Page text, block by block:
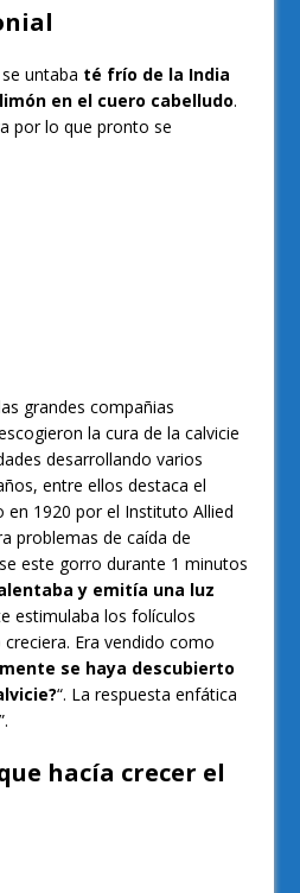
untaba té frío de la India
en el cuero cabelludo.
por lo que pronto se
grandes compañias
la cura de la calvicie
desarrollando varios
entre ellos destaca el
en 1920 por el Instituto Allied
problemas de caída de
este gorro durante 1 minutos
y emitía una luz
estimulaba los folículos
Era vendido como
se haya descubierto
“. La respuesta enfática
hacía crecer el